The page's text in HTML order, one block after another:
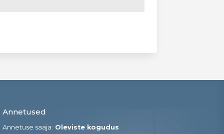
Annetused
Annetuse saaja: Oleviste kogudus